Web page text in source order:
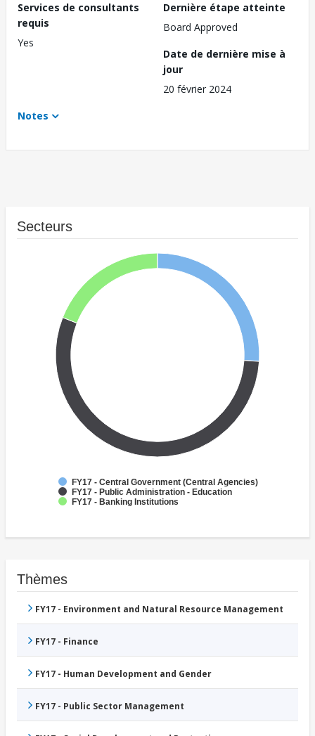
Services de consultants
requis
Yes
Dernière étape atteinte
Board Approved
Date de dernière mise à
jour
20 février 2024
Notes
Secteurs
FY17 - Central Government (Central Agencies)
FY17 - Public Administration - Education
FY17 - Banking Institutions
Thèmes
FY17 - Environment and Natural Resource Management
FY17 - Finance
FY17 - Human Development and Gender
FY17 - Public Sector Management